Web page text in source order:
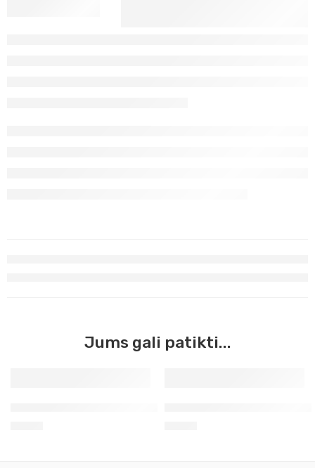
Jums gali patikti...